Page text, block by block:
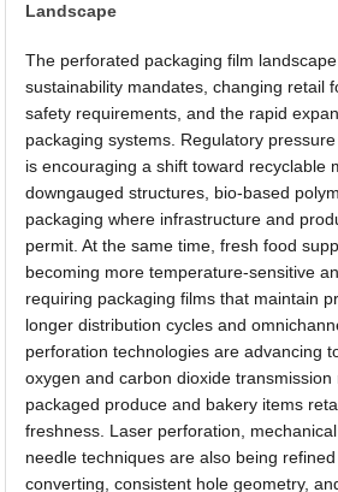
Landscape
The perforated packaging film
sustainability mandates, changing retail
safety requirements, and the rapid
packaging systems. Regulatory
is encouraging a shift toward recyclable
downgauged structures, bio-based
packaging where infrastructure and
permit. At the same time, fresh food
becoming more temperature-sensitive
requiring packaging films that maintain
longer distribution cycles and
perforation technologies are advancing
oxygen and carbon dioxide transmission
packaged produce and bakery items
freshness. Laser perforation,
needle techniques are also being
converting, consistent hole geometry,